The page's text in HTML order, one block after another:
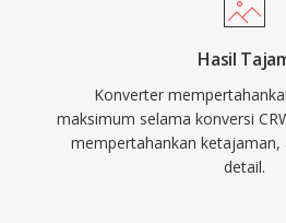
Hasil
Konverter
maksimum selama konversi
mempertahankan ketajaman,
detail.